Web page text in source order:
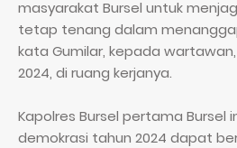
masyarakat Bursel untuk
tetap tenang dalam
kata Gumilar, kepada wartawan,
2024, di ruang kerjanya.
Kapolres Bursel pertama Bursel
demokrasi tahun 2024 dapat